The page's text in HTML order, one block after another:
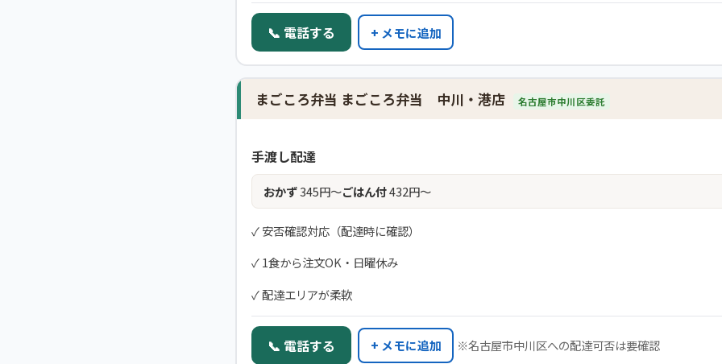
📞 電話する + メモに追加
まごころ弁当 まごころ弁当 中川・港店 名古屋市中川区委託
手渡し配達
おかず345円〜ごはん付432円〜
✓ 安否確認対応（配達時に確認）
✓ 1食から注文OK・日曜休み
✓ 配達エリアが柔軟
📞 電話する + メモに追加 ※名古屋市中川区への配達可否は要確認